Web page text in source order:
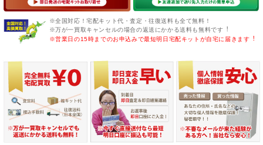
※全国対応！宅配キット代・査定・往復送料も全て無料！
※万が一買取キャンセルの場合の返送にかかる送料も無料です︕
※営業日の15時までのお申込みで最短明日宅配キットが自宅に届きます︕